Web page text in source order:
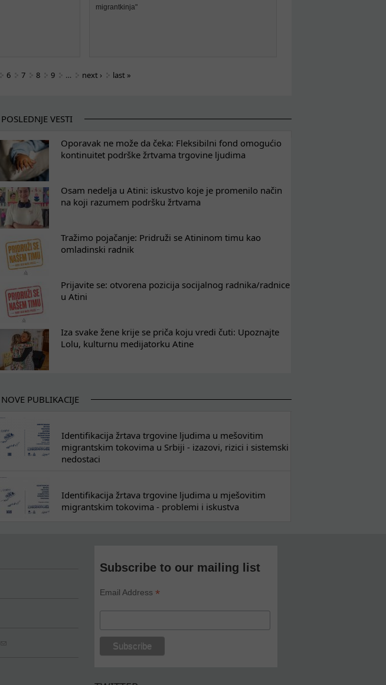
migrantkinja"
6 7 8 9 … next › last »
POSLEDNJE VESTI
Oporavak ne može da čeka: Fleksibilni fond omogućio
kontinuitet podrške žrtvama trgovine ljudima
Osam nedelja u Atini: iskustvo koje je promenilo način
na koji razumem podršku žrtvama
Tražimo pojačanje: Pridruži se Atininom timu kao
omladinski radnik
Prijavite se: otvorena pozicija socijalnog radnika/radnice
u Atini
Iza svake žene krije se priča koju vredi čuti: Upoznajte
Lolu, kulturnu medijatorku Atine
NOVE PUBLIKACIJE
Identifikacija žrtava trgovine ljudima u mešovitim
migrantskim tokovima u Srbiji - izazovi, rizici i sistemski
nedostaci
Identifikacija žrtava trgovine ljudima u mješovitim
migrantskim tokovima - problemi i iskustva
Subscribe to our mailing list
Email Address*